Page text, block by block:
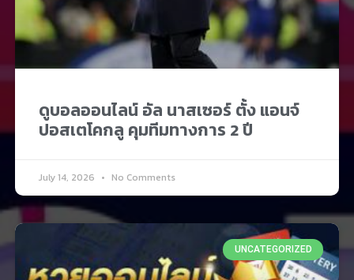
ดูบอลออนไลน์ อัล นาสเซอร์ ตั้ง แอนจ์
ปอสเตโคกลู คุมทีมทางการ 2 ปี
July 14, 2026 No Comments
UNCATEGORIZED